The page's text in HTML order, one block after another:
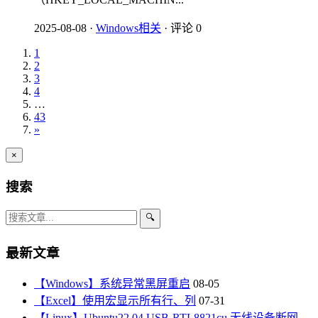
2025-08-08 · Windows相关 · 评论 0
1
2
3
4
…
43
»
×
搜索
🔍
最新文章
【Windows】系统异常黑屏重启 08-05
【Excel】使用宏显示所有行、列 07-31